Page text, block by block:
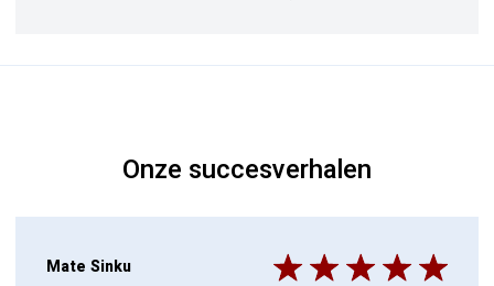
Onze succesverhalen
Mate Sinku